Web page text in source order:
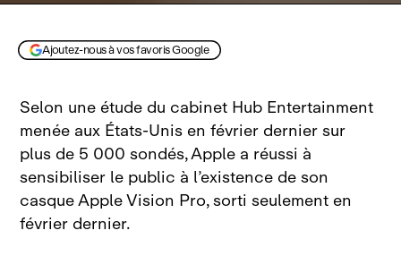
Ajoutez-nous à vos favoris Google
Selon une étude du cabinet Hub Entertainment
menée aux États‑Unis en février dernier sur
plus de 5 000 sondés, Apple a réussi à
sensibiliser le public à l’existence de son
casque Apple Vision Pro, sorti seulement en
février dernier.